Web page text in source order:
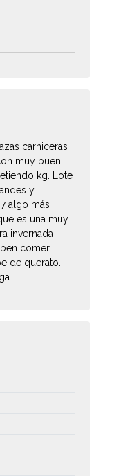
carniceras
muy buen
kg. Lote
y
algo más
es una muy
invernada
comer
de querato.